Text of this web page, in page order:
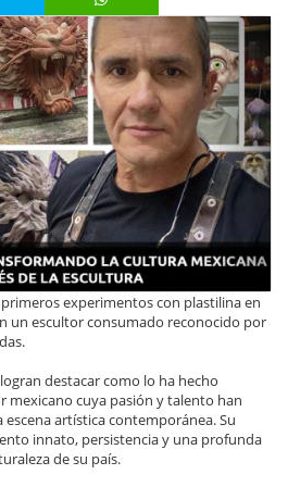
experimentos con plastilina en
un escultor consumado reconocido por
destacar como lo ha hecho
mexicano cuya pasión y talento han
artística contemporánea. Su
innato, persistencia y una profunda
de su país.